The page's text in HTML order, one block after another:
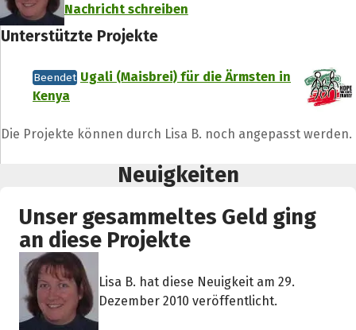
Nachricht schreiben
Unterstützte Projekte
Beendet Ugali (Maisbrei) für die Ärmsten in
Kenya
Die Projekte können durch Lisa B. noch angepasst werden.
Neuigkeiten
Unser gesammeltes Geld ging
an diese Projekte
Lisa B. hat diese Neuigkeit am 29.
Dezember 2010 veröffentlicht.
Teile die Spendenaktion
Hilf mit noch mehr Spenden zu sammeln!